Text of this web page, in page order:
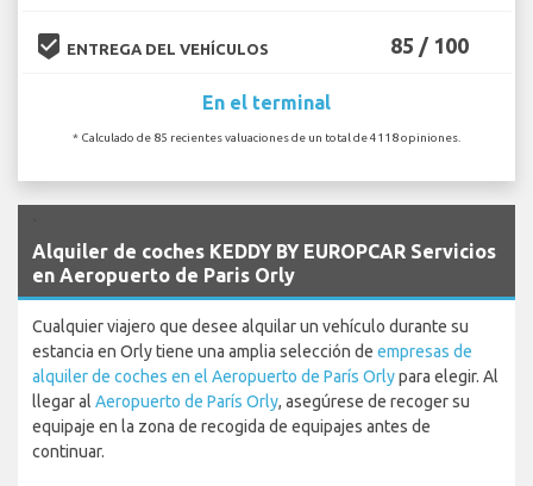
beenhere ENTREGA DEL VEHÍCULOS 85 / 100
En el terminal
* Calculado de 85 recientes valuaciones de un total de 4118 opiniones.
Alquiler de coches KEDDY BY EUROPCAR Servicios
en Aeropuerto de Paris Orly
Cualquier viajero que desee alquilar un vehículo durante su
estancia en Orly tiene una amplia selección de empresas de
alquiler de coches en el Aeropuerto de París Orlypara elegir. Al
llegar al Aeropuerto de París Orly, asegúrese de recoger su
equipaje en la zona de recogida de equipajes antes de
continuar.